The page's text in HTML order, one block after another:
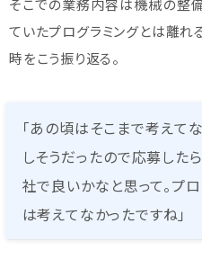
そこでの業務内容は機械の整
ていたプログラミングとは離れ
時をこう振り返る。
「あの頃はそこまで考えて
しそうだったので応募した
社で良いかなと思って。プ
は考えてなかったですね」